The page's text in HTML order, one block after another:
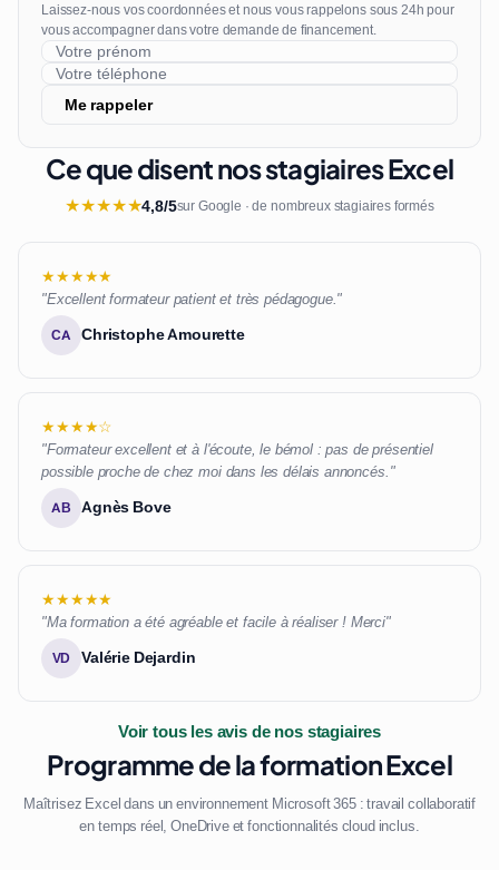
Laissez-nous vos coordonnées et nous vous rappelons sous 24h pour
vous accompagner dans votre demande de financement.
Me rappeler
Ce que disent nos stagiaires Excel
★★★★★4,8/5sur Google · de nombreux stagiaires formés
★★★★★
"Excellent formateur patient et très pédagogue."
CA Christophe Amourette
★★★★☆
"Formateur excellent et à l'écoute, le bémol : pas de présentiel
possible proche de chez moi dans les délais annoncés."
AB Agnès Bove
★★★★★
"Ma formation a été agréable et facile à réaliser ! Merci"
VD Valérie Dejardin
Voir tous les avis de nos stagiaires
Programme de la formation Excel
Maîtrisez Excel dans un environnement Microsoft 365 : travail collaboratif
en temps réel, OneDrive et fonctionnalités cloud inclus.